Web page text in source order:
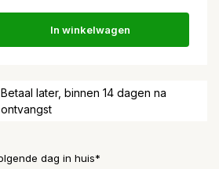
In winkelwagen
Betaal later, binnen 14 dagen na
ontvangst
dag in huis*